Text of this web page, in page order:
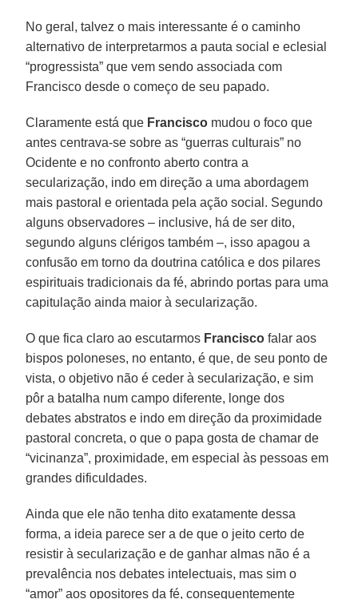
No geral, talvez o mais interessante é o caminho
alternativo de interpretarmos a pauta social e eclesial
“progressista” que vem sendo associada com
Francisco desde o começo de seu papado.
Claramente está que Francisco mudou o foco que
antes centrava-se sobre as “guerras culturais” no
Ocidente e no confronto aberto contra a
secularização, indo em direção a uma abordagem
mais pastoral e orientada pela ação social. Segundo
alguns observadores – inclusive, há de ser dito,
segundo alguns clérigos também –, isso apagou a
confusão em torno da doutrina católica e dos pilares
espirituais tradicionais da fé, abrindo portas para uma
capitulação ainda maior à secularização.
O que fica claro ao escutarmos Francisco falar aos
bispos poloneses, no entanto, é que, de seu ponto de
vista, o objetivo não é ceder à secularização, e sim
pôr a batalha num campo diferente, longe dos
debates abstratos e indo em direção da proximidade
pastoral concreta, o que o papa gosta de chamar de
“vicinanza”, proximidade, em especial às pessoas em
grandes dificuldades.
Ainda que ele não tenha dito exatamente dessa
forma, a ideia parece ser a de que o jeito certo de
resistir à secularização e de ganhar almas não é a
prevalência nos debates intelectuais, mas sim o
“amor” aos opositores da fé, consequentemente